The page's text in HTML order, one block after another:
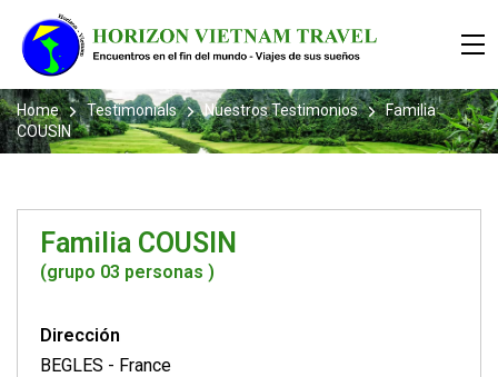
Home Testimonials Nuestros Testimonios
Familia
COUSIN
Familia COUSIN
(grupo 03 personas )
Dirección
BEGLES - France